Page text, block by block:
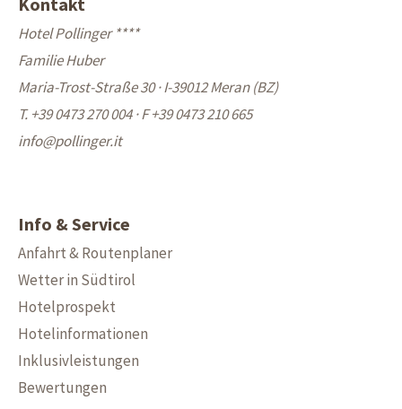
Hotel Pollinger ****
Familie Huber
Maria-Trost-Straße 30 · I-39012 Meran (BZ)
T. +39 0473 270 004·F +39 0473 210 665
info@pollinger.it
Info & Service
Anfahrt & Routenplaner
Wetter in Südtirol
Hotelprospekt
Hotelinformationen
Inklusivleistungen
Bewertungen